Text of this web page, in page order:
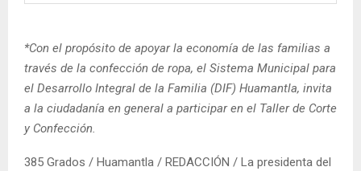
*Con el propósito de apoyar la economía de las familias a
través de la confección de ropa, el Sistema Municipal para
el Desarrollo Integral de la Familia (DIF) Huamantla, invita
a la ciudadanía en general a participar en el Taller de Corte
y Confección.
385 Grados / Huamantla / REDACCIÓN / La presidenta del